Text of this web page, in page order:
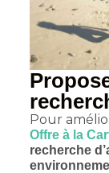
Pour
Offre à la
recherche